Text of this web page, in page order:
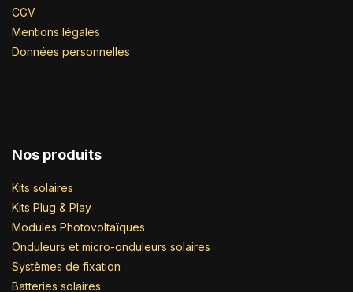
CGV
Mentions légales
Données personnelles
Nos produits
Kits solaires
Kits Plug & Play
Modules Photovoltaïques
Onduleurs et micro-onduleurs solaires
Systèmes de fixation
Batteries solaires